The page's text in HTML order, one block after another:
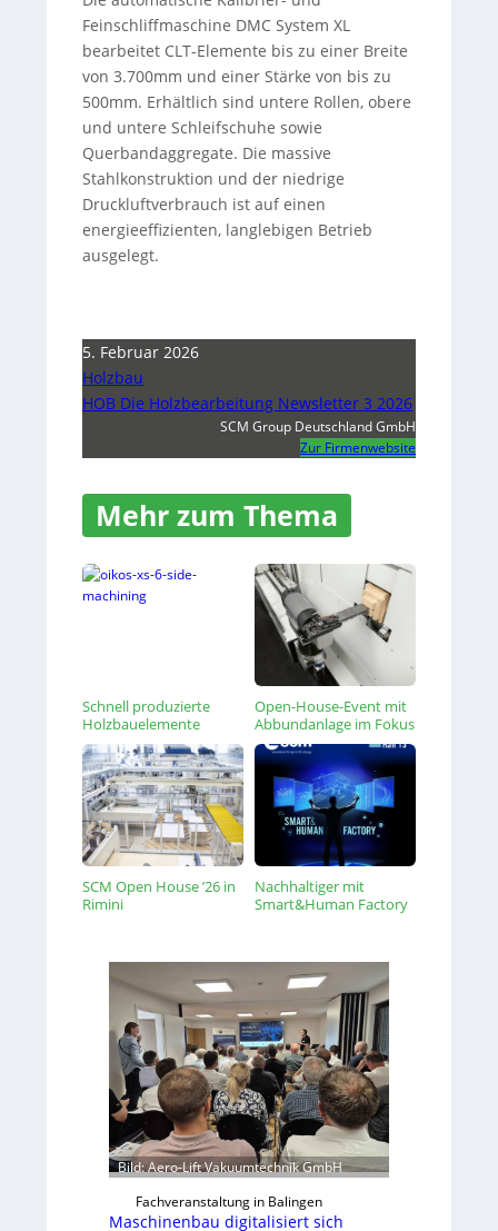
Feinschliffmaschine DMC System XL
bearbeitet CLT-Elemente bis zu einer Breite
von 3.700mm und einer Stärke von bis zu
500mm. Erhältlich sind untere Rollen, obere
und untere Schleifschuhe sowie
Querbandaggregate. Die massive
Stahlkonstruktion und der niedrige
Druckluftverbrauch ist auf einen
energieeffizienten, langlebigen Betrieb
ausgelegt.
5. Februar 2026
Holzbau
HOB Die Holzbearbeitung Newsletter 3 2026
SCM Group Deutschland GmbH
Zur Firmenwebsite
Mehr zum Thema
Schnell produzierte
Holzbauelemente
Open-House-Event mit
Abbundanlage im Fokus
SCM Open House ’26 in
Rimini
Nachhaltiger mit
Smart&Human Factory
Bild: Aero-Lift Vakuumtechnik GmbH
Fachveranstaltung in Balingen
Maschinenbau digitalisiert sich